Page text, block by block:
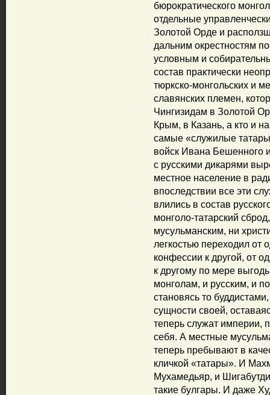
бюрократического
отдельные
Золотой Орде и
дальним окрестностям
условным и
состав практически
тюркско-монгольских и
славянских племен,
Чингизидам в Золотой
Крым, в Казань, а кто и
самые «служилые
войск Ивана Бешенного
с русскими дикарями
местное население в
впоследствии все эти
влились в состав
монголо-татарский
мусульманским, ни
легкостью переходил от
конфессии к другой, от
к другому по мере
монголам, и русским, и
становясь то
сущности своей,
теперь служат империи,
себя. А местные
теперь пребывают в
кличкой «татары». И
Мухамедьяр, и
такие булгары. И даже